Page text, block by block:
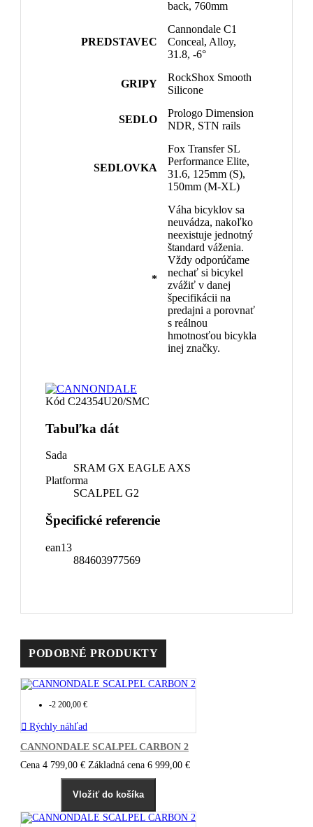
back, 760mm
PREDSTAVEC
Cannondale C1
Conceal, Alloy,
31.8, -6°
GRIPY
RockShox Smooth
Silicone
SEDLO
Prologo Dimension
NDR, STN rails
SEDLOVKA
Fox Transfer SL
Performance Elite,
31.6, 125mm (S),
150mm (M-XL)
*
Váha bicyklov sa
neuvádza, nakoľko
neexistuje jednotný
štandard váženia.
Vždy odporúčame
nechať si bicykel
zvážiť v danej
špecifikácii na
predajni a porovnať
s reálnou
hmotnosťou bicykla
inej značky.
Kód C24354U20/SMC
Tabuľka dát
Sada
SRAM GX EAGLE AXS
Platforma
SCALPEL G2
Špecifické referencie
ean13
884603977569
PODOBNÉ PRODUKTY
-2 200,00 €
 Rýchly náhľad
CANNONDALE SCALPEL CARBON 2
Cena 4 799,00 € Základná cena 6 999,00 €
Vložiť do košíka